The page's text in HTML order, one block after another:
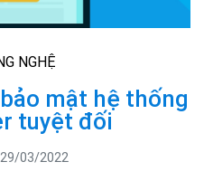
NGHỆ
mật hệ thống
tuyệt đối
03/2022